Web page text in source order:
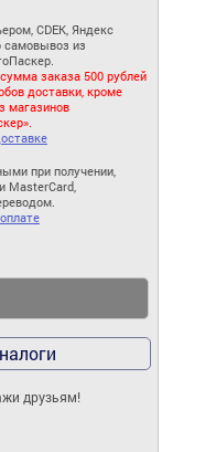
CDEK, Яндекс
самовывоз из
заказа 500 рублей
доставки, кроме
магазинов
при получении,
MasterCard,
друзьям!